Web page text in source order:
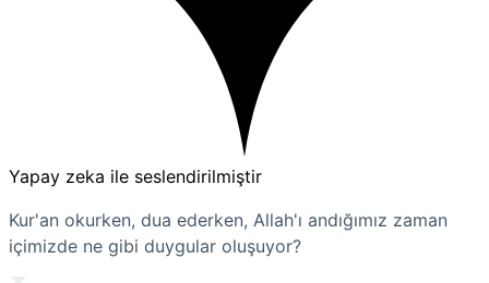
Yapay zeka ile seslendirilmiştir
Kur'an okurken, dua ederken, Allah'ı andığımız zaman
içimizde ne gibi duygular oluşuyor?